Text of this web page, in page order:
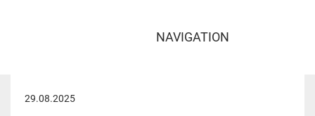
NAVIGATION
29.08.2025